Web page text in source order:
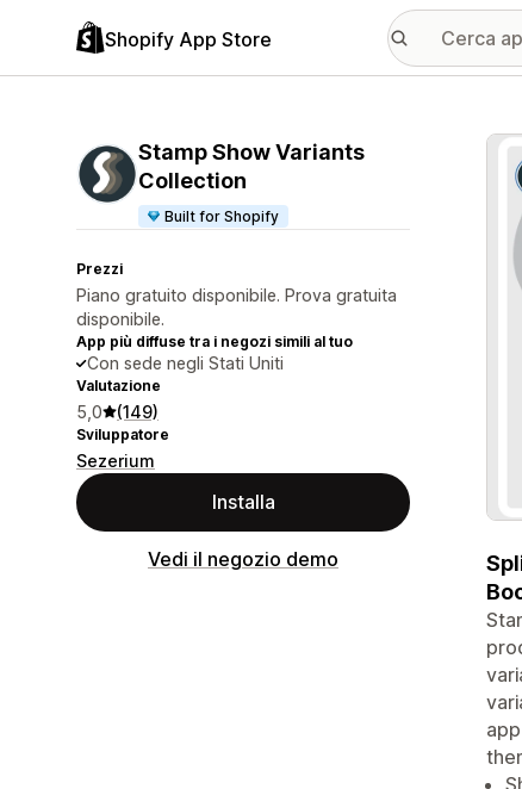
Shopify App Store
Stamp Show Variants
Collection
Built for Shopify
Prezzi
Piano gratuito disponibile. Prova gratuita
disponibile.
App più diffuse tra i negozi simili al tuo
Con sede negli Stati Uniti
Valutazione
5,0 (149)
Sviluppatore
Sezerium
Installa
Vedi il negozio demo